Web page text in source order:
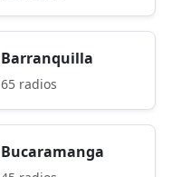
Barranquilla
65 radios
Bucaramanga